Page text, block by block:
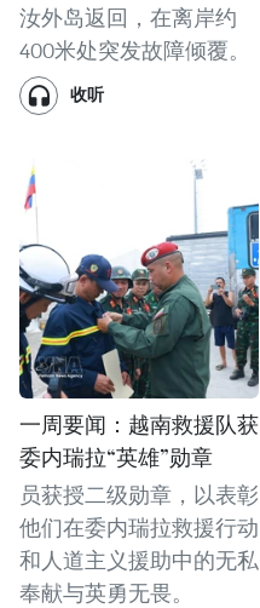
汝外岛返回，在离岸约
400米处突发故障倾覆。
收听
一周要闻：越南救援队获
委内瑞拉“英雄”勋章
员获授二级勋章，以表彰
他们在委内瑞拉救援行动
和人道主义援助中的无私
奉献与英勇无畏。